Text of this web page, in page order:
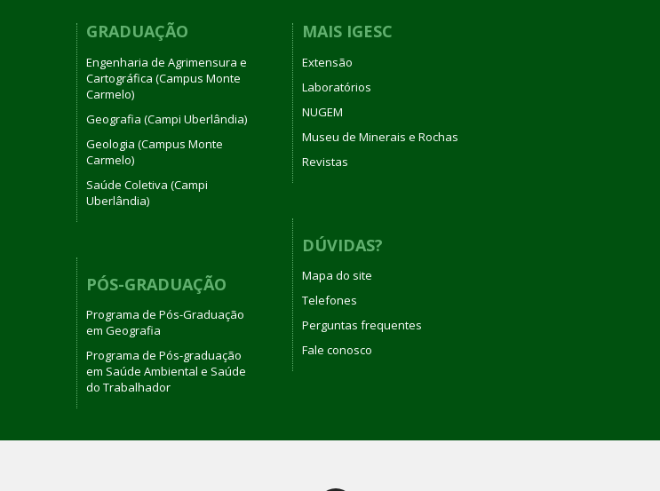
GRADUAÇÃO
Engenharia de Agrimensura e
Cartográfica (Campus Monte
Carmelo)
Geografia (Campi Uberlândia)
Geologia (Campus Monte
Carmelo)
Saúde Coletiva (Campi
Uberlândia)
PÓS-GRADUAÇÃO
Programa de Pós-Graduação
em Geografia
Programa de Pós-graduação
em Saúde Ambiental e Saúde
do Trabalhador
MAIS IGESC
Extensão
Laboratórios
NUGEM
Museu de Minerais e Rochas
Revistas
DÚVIDAS?
Mapa do site
Telefones
Perguntas frequentes
Fale conosco